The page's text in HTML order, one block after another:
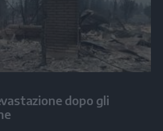
dopo gli